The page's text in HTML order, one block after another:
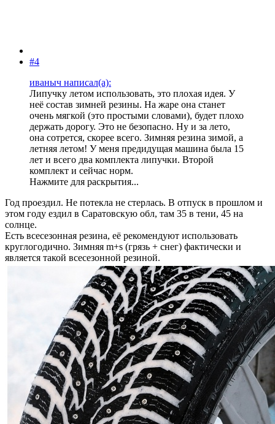
#4
иваныч написал(а):
Липучку летом использовать, это плохая идея. У
неё состав зимней резины. На жаре она станет
очень мягкой (это простыми словами), будет плохо
держать дорогу. Это не безопасно. Ну и за лето,
она сотрется, скорее всего. Зимняя резина зимой, а
летняя летом! У меня предидущая машина была 15
лет и всего два комплекта липучки. Второй
комплект и сейчас норм.
Нажмите для раскрытия...
Год проездил. Не потекла не стерлась. В отпуск в прошлом и
этом году ездил в Саратовскую обл, там 35 в тени, 45 на
солнце.
Есть всесезонная резина, её рекомендуют использовать
круглогодично. Зимняя m+s (грязь + снег) фактически и
является такой всесезонной резиной.